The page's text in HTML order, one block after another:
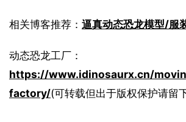
相关博客推荐： 逼真动态恐龙模型/服
动态恐龙工厂：
https://www.idinosaurx.cn/
factory/(可转载但出于版权保护请留